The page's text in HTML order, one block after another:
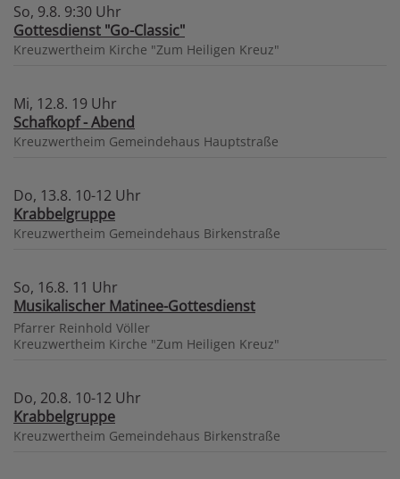
So, 9.8. 9:30 Uhr
Gottesdienst "Go-Classic"
Kreuzwertheim Kirche "Zum Heiligen Kreuz"
Mi, 12.8. 19 Uhr
Schafkopf - Abend
Kreuzwertheim Gemeindehaus Hauptstraße
Do, 13.8. 10-12 Uhr
Krabbelgruppe
Kreuzwertheim Gemeindehaus Birkenstraße
So, 16.8. 11 Uhr
Musikalischer Matinee-Gottesdienst
Pfarrer Reinhold Völler
Kreuzwertheim Kirche "Zum Heiligen Kreuz"
Do, 20.8. 10-12 Uhr
Krabbelgruppe
Kreuzwertheim Gemeindehaus Birkenstraße